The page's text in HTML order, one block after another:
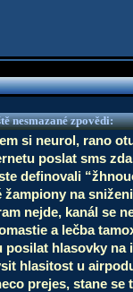
nesmazané zpovědi:
si neurol, rano
poslat sms
definovali
žampiony na
nejde, kanál se
a lečba
posilat hlasovky na
hlasitost u
prejes, stane se